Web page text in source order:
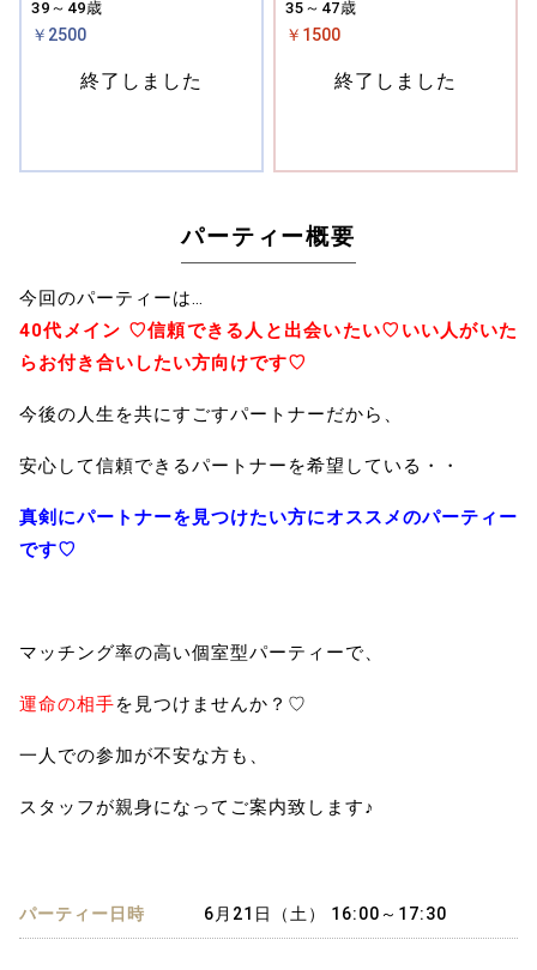
39～49歳
￥2500
終了しました
35～47歳
￥1500
終了しました
パーティー概要
今回のパーティーは…
40代メイン ♡信頼できる人と出会いたい♡いい人がいた
らお付き合いしたい方向けです♡
今後の人生を共にすごすパートナーだから、
安心して信頼できるパートナーを希望している・・
真剣にパートナーを見つけたい方にオススメのパーティー
です♡
マッチング率の高い個室型パーティーで、
運命の相手を見つけませんか？♡
一人での参加が不安な方も、
スタッフが親身になってご案内致します♪
パーティー日時 6月21日（土） 16:00～17:30